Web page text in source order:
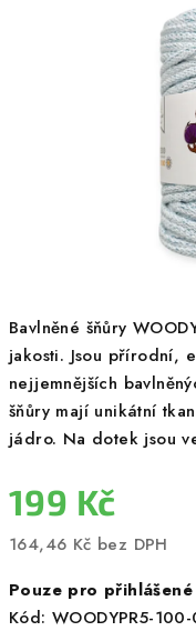
Bavlněné šňůry
jakosti. Jsou přírodní,
nejjemnějších
šňůry mají unikátní
jádro. Na dotek jsou
199 Kč
164,46 Kč bez DPH
cena:
Pouze pro přihlášené
Kód: WOODYPR5-